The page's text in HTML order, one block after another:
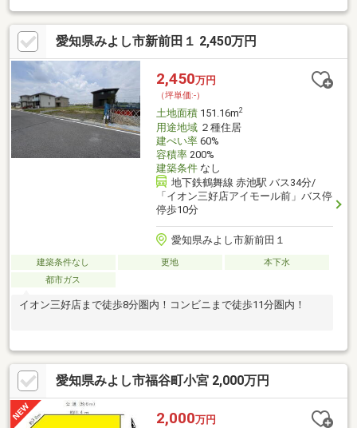
Ｖ・ｄｒｕｇ三好ケ丘店・・・徒歩６分（約４３０ｍ）・三好ケ
丘緑地・・・・・・・・徒歩８分（約６００ｍ）・セブンイレブ
ン三好ケ丘五丁目店・・・徒歩９分（約７２０ｍ）・メグリア三
好店・・・・・徒歩１４分（約１，０６０ｍ）・三好ケ丘郵便
局・・・・・徒歩３分（約２４０ｍ）
愛知県みよし市新前田１ 2,450万円
2,450万円
（坪単価:-）
土地面積151.16m2
用途地域２種住居
建ぺい率60%
容積率200%
建築条件なし
地下鉄鶴舞線 赤池駅 バス34分/
「イオン三好店アイモール前」バス停
停歩10分
愛知県みよし市新前田１
建築条件なし 更地
本下水
都市ガス
イオン三好店まで徒歩8分圏内！コンビニまで徒歩11分圏内！
愛知県みよし市福谷町小宮 2,000万円
2,000万円